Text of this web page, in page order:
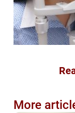
More